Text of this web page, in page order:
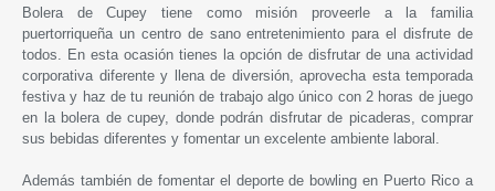
Bolera de Cupey tiene como misión proveerle a la familia
puertorriqueña un centro de sano entretenimiento para el disfrute de
todos. En esta ocasión tienes la opción de disfrutar de una actividad
corporativa diferente y llena de diversión, aprovecha esta temporada
festiva y haz de tu reunión de trabajo algo único con 2 horas de juego
en la bolera de cupey, donde podrán disfrutar de picaderas, comprar
sus bebidas diferentes y fomentar un excelente ambiente laboral.
Además también de fomentar el deporte de bowling en Puerto Rico a